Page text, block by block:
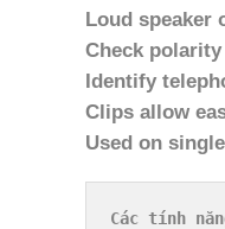
Loud speaker
Check
Identify
Clips allow
Used on
Các tính